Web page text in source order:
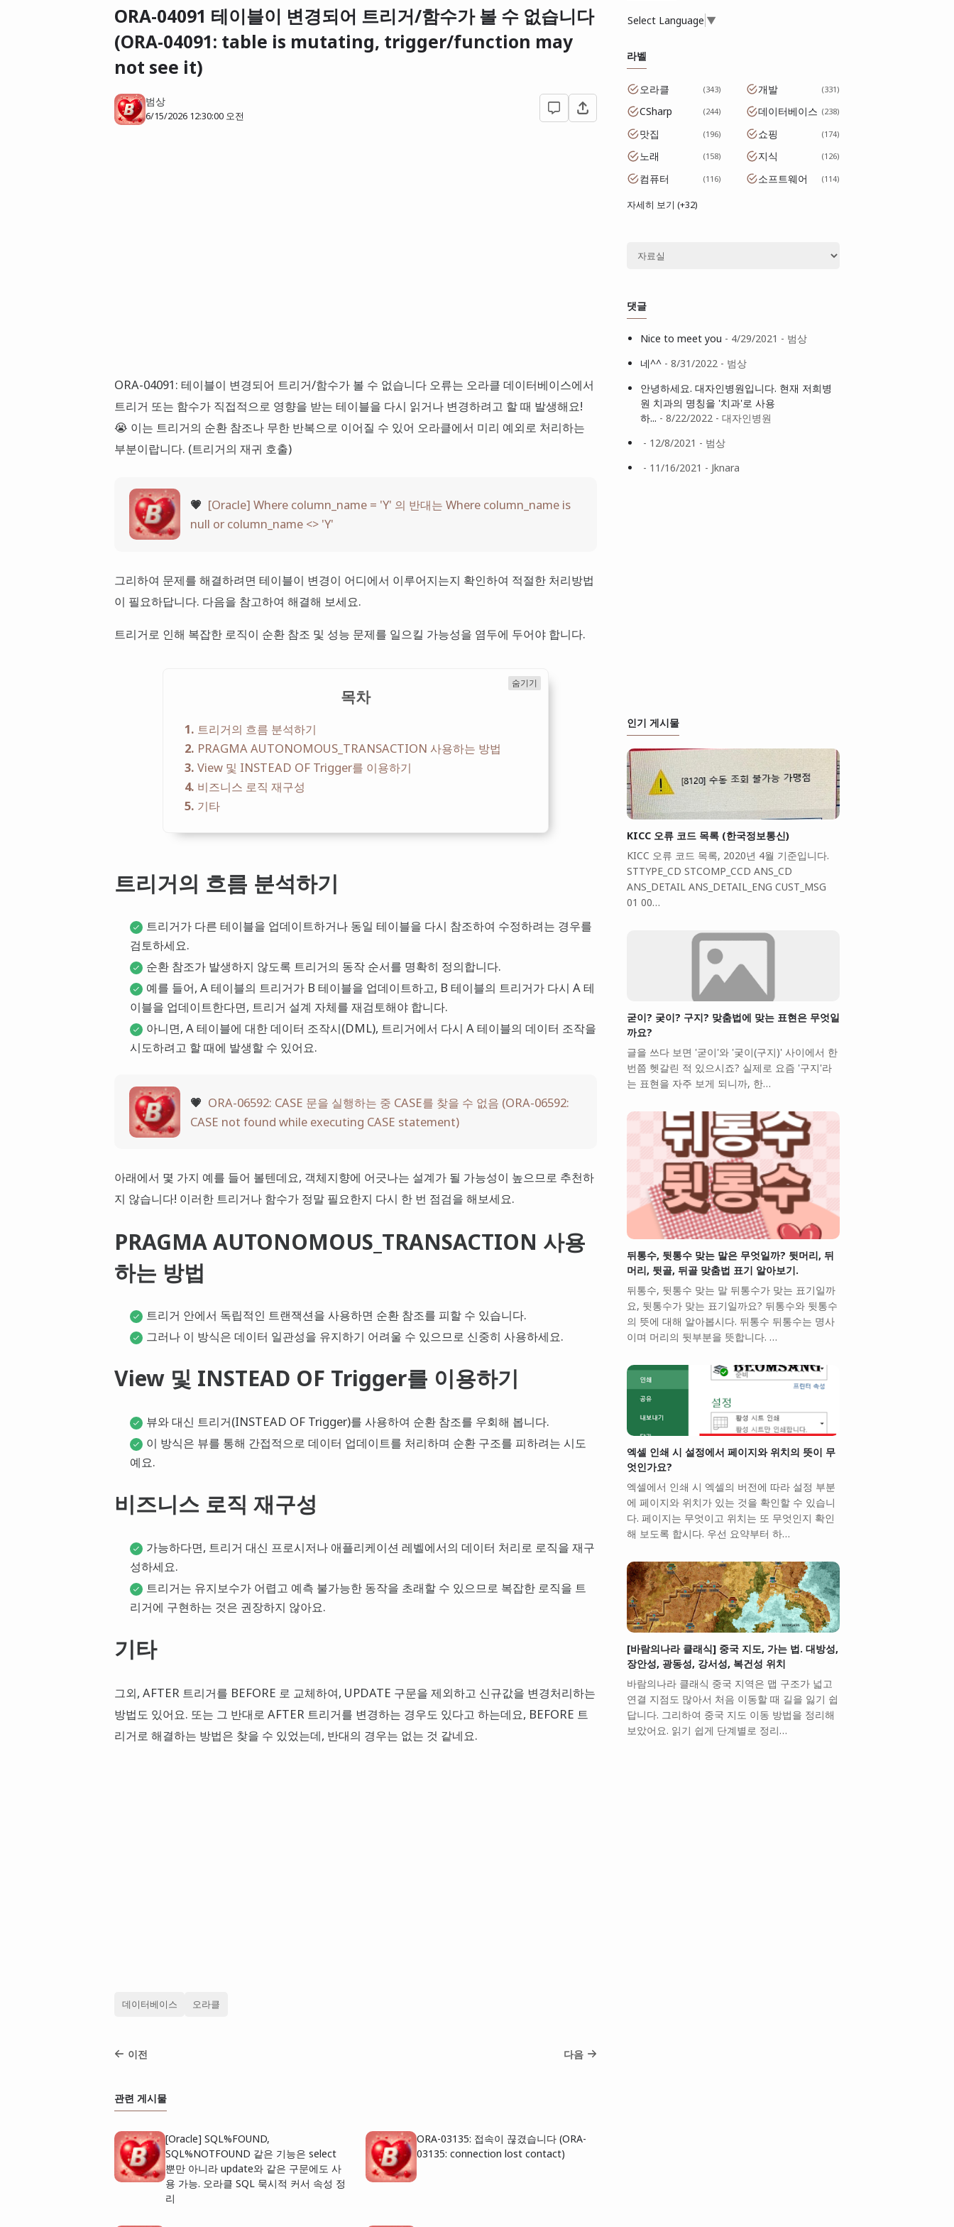
ORA-04091 테이블이 변경되어 트리거/함수가 볼 수 없습니다
(ORA-04091: table is mutating, trigger/function may
not see it)
범상
6/15/2026 12:30:00 오전
ORA-04091: 테이블이 변경되어 트리거/함수가 볼 수 없습니다 오류는 오라클 데이터베이스에서
트리거 또는 함수가 직접적으로 영향을 받는 테이블을 다시 읽거나 변경하려고 할 때 발생해요!
😭 이는 트리거의 순환 참조나 무한 반복으로 이어질 수 있어 오라클에서 미리 예외로 처리하는
부분이랍니다. (트리거의 재귀 호출)
💗 [Oracle] Where column_name = 'Y' 의 반대는 Where column_name is
null or column_name <> 'Y'
그리하여 문제를 해결하려면 테이블이 변경이 어디에서 이루어지는지 확인하여 적절한 처리방법
이 필요하답니다. 다음을 참고하여 해결해 보세요.
트리거로 인해 복잡한 로직이 순환 참조 및 성능 문제를 일으킬 가능성을 염두에 두어야 합니다.
목차
숨기기
1
트리거의 흐름 분석하기
2 PRAGMA AUTONOMOUS_TRANSACTION 사용하는 방법
3 View 및 INSTEAD OF Trigger를 이용하기
4 비즈니스 로직 재구성
5 기타
트리거의 흐름 분석하기
트리거가 다른 테이블을 업데이트하거나 동일 테이블을 다시 참조하여 수정하려는 경우를
검토하세요.
순환 참조가 발생하지 않도록 트리거의 동작 순서를 명확히 정의합니다.
예를 들어, A 테이블의 트리거가 B 테이블을 업데이트하고, B 테이블의 트리거가 다시 A 테
이블을 업데이트한다면, 트리거 설계 자체를 재검토해야 합니다.
아니면, A 테이블에 대한 데이터 조작시(DML), 트리거에서 다시 A 테이블의 데이터 조작을
시도하려고 할 때에 발생할 수 있어요.
💗 ORA-06592: CASE 문을 실행하는 중 CASE를 찾을 수 없음 (ORA-06592:
CASE not found while executing CASE statement)
아래에서 몇 가지 예를 들어 볼텐데요, 객체지향에 어긋나는 설계가 될 가능성이 높으므로 추천하
지 않습니다! 이러한 트리거나 함수가 정말 필요한지 다시 한 번 점검을 해보세요.
PRAGMA AUTONOMOUS_TRANSACTION 사용
하는 방법
트리거 안에서 독립적인 트랜잭션을 사용하면 순환 참조를 피할 수 있습니다.
그러나 이 방식은 데이터 일관성을 유지하기 어려울 수 있으므로 신중히 사용하세요.
View 및 INSTEAD OF Trigger를 이용하기
뷰와 대신 트리거(INSTEAD OF Trigger)를 사용하여 순환 참조를 우회해 봅니다.
이 방식은 뷰를 통해 간접적으로 데이터 업데이트를 처리하며 순환 구조를 피하려는 시도
예요.
비즈니스 로직 재구성
가능하다면, 트리거 대신 프로시저나 애플리케이션 레벨에서의 데이터 처리로 로직을 재구
성하세요.
트리거는 유지보수가 어렵고 예측 불가능한 동작을 초래할 수 있으므로 복잡한 로직을 트
리거에 구현하는 것은 권장하지 않아요.
기타
그외, AFTER 트리거를 BEFORE 로 교체하여, UPDATE 구문을 제외하고 신규값을 변경처리하는
방법도 있어요. 또는 그 반대로 AFTER 트리거를 변경하는 경우도 있다고 하는데요, BEFORE 트
리거로 해결하는 방법은 찾을 수 있었는데, 반대의 경우는 없는 것 같네요.
데이터베이스 오라클
이전 다음
관련 게시물
[Oracle] SQL%FOUND,
SQL%NOTFOUND 같은 기능은 select
뿐만 아니라 update와 같은 구문에도 사
용 가능. 오라클 SQL 묵시적 커서 속성 정
리
ORA-03135: 접속이 끊겼습니다 (ORA-
03135: connection lost contact)
Select Language ▼
라벨
오라클 343 개발 331
CSharp 244 데이터베이스 238
맛집 196 쇼핑 174
노래 158 지식 126
컴퓨터 116 소프트웨어 114
자세히 보기 (+32)
댓글
Nice to meet you - 4/29/2021 - 범상
네^^- 8/31/2022- 범상
안녕하세요. 대자인병원입니다. 현재 저희병
원 치과의 명칭을 '치과'로 사용
하... - 8/22/2022- 대자인병원
- 12/8/2021 - 범상
- 11/16/2021 - Jknara
인기 게시물
KICC 오류 코드 목록 (한국정보통신)
KICC 오류 코드 목록, 2020년 4월 기준입니다.
STTYPE_CD STCOMP_CCD ANS_CD
ANS_DETAIL ANS_DETAIL_ENG CUST_MSG
01 00…
굳이? 궂이? 구지? 맞춤법에 맞는 표현은 무엇일
까요?
글을 쓰다 보면 '굳이'와 '궂이(구지)' 사이에서 한
번쯤 헷갈린 적 있으시죠? 실제로 요즘 '구지'라
는 표현을 자주 보게 되니까, 한…
뒤통수, 뒷통수 맞는 말은 무엇일까? 뒷머리, 뒤
머리, 뒷골, 뒤골 맞춤법 표기 알아보기.
뒤통수, 뒷통수 맞는 말 뒤통수가 맞는 표기일까
요, 뒷통수가 맞는 표기일까요? 뒤통수와 뒷통수
의 뜻에 대해 알아봅시다. 뒤통수 뒤통수는 명사
이며 머리의 뒷부분을 뜻합니다. …
엑셀 인쇄 시 설정에서 페이지와 위치의 뜻이 무
엇인가요?
엑셀에서 인쇄 시 엑셀의 버전에 따라 설정 부분
에 페이지와 위치가 있는 것을 확인할 수 있습니
다. 페이지는 무엇이고 위치는 또 무엇인지 확인
해 보도록 합시다. 우선 요약부터 하…
[바람의나라 클래식] 중국 지도, 가는 법. 대방성,
장안성, 광동성, 강서성, 복건성 위치
바람의나라 클래식 중국 지역은 맵 구조가 넓고
연결 지점도 많아서 처음 이동할 때 길을 잃기 쉽
답니다. 그리하여 중국 지도 이동 방법을 정리해
보았어요. 읽기 쉽게 단계별로 정리…